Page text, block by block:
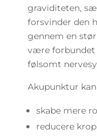
graviditeten,
forsvinder den
gennem en
være
følsomt
Akupunktur
skabe mere
reducere